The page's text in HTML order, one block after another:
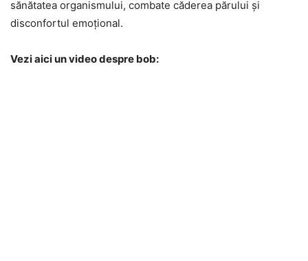
sănătatea organismului, combate căderea părului și
disconfortul emoțional.
Vezi aici un video despre bob: